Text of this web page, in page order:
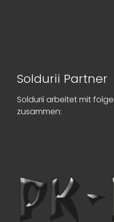
Soldurii Partner
Soldurii arbeitet mit
zusammen: